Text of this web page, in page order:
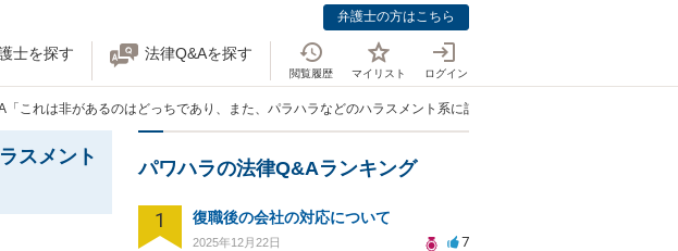
弁護士の方はこちら
士を探す 法律Q&Aを探す
閲覧履歴 マイリスト ログイン
「これは非があるのはどっちであり、また、パラハラなどのハラスメント系に該当するのか？」
スメント
パワハラの法律Q&Aランキング
1 復職後の会社の対応について
2025年12月22日 7